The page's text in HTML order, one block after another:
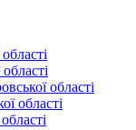
області
області